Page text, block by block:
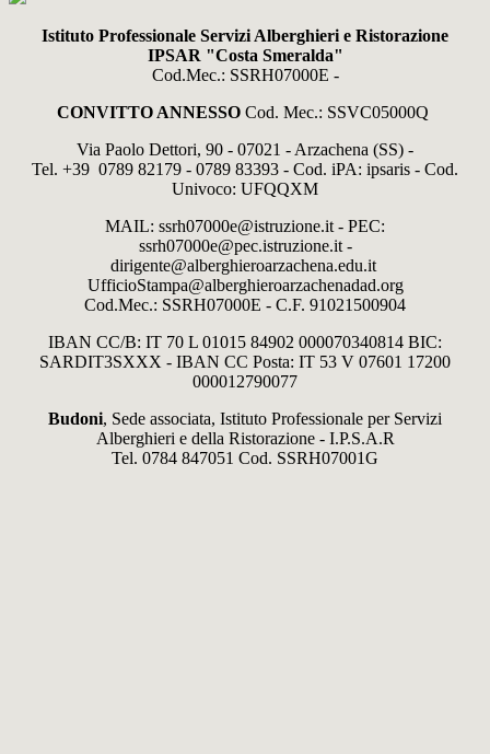
Istituto Professionale Servizi Alberghieri e Ristorazione
IPSAR "Costa Smeralda"
Cod.Mec.: SSRH07000E -
CONVITTO ANNESSO Cod. Mec.: SSVC05000Q
Via Paolo Dettori, 90 - 07021 - Arzachena (SS) -
Tel. +39 0789 82179 - 0789 83393 - Cod. iPA: ipsaris - Cod.
Univoco: UFQQXM
MAIL: ssrh07000e@istruzione.it - PEC:
ssrh07000e@pec.istruzione.it -
dirigente@alberghieroarzachena.edu.it
UfficioStampa@alberghieroarzachenadad.org
Cod.Mec.: SSRH07000E - C.F. 91021500904
IBAN CC/B: IT 70 L 01015 84902 000070340814 BIC:
SARDIT3SXXX - IBAN CC Posta: IT 53 V 07601 17200
000012790077
Budoni, Sede associata, Istituto Professionale per Servizi
Alberghieri e della Ristorazione - I.P.S.A.R
Tel. 0784 847051 Cod. SSRH07001G